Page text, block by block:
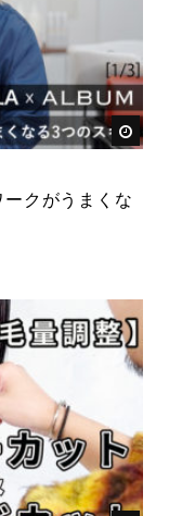
後
クがうまくな